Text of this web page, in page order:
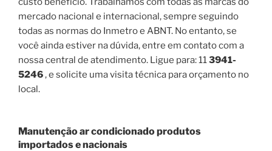
mercado nacional e internacional, sempre seguindo
todas as normas do Inmetro e ABNT. No entanto, se
você ainda estiver na dúvida, entre em contato com a
nossa central de atendimento. Ligue para: 113941-
5246, e solicite uma visita técnica para orçamento no
local.
Manutenção ar condicionado produtos
importados e nacionais